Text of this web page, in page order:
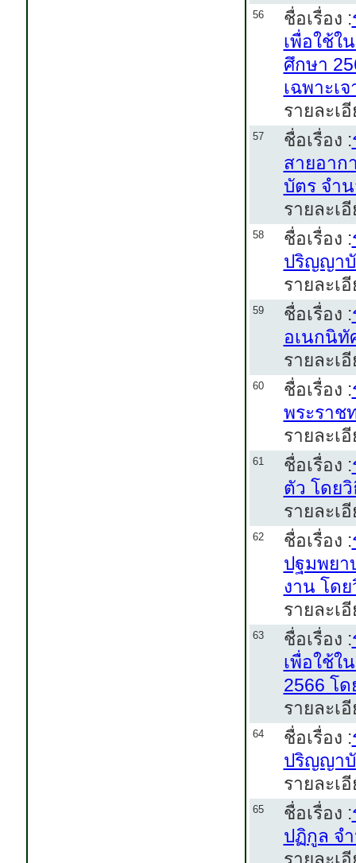
56 ชื่อเรื่อง :
เพื่อใช้ใ
ศึกษา
เฉพาะเจ
รายละเ
57 ชื่อเรื่อง :
สายอาก
บัตร จำ
รายละเ
58 ชื่อเรื่อง :
ปริญญา
รายละเ
59 ชื่อเรื่อง :
อเนกนิทั
รายละเ
60 ชื่อเรื่อง :
พระราช
รายละเ
61 ชื่อเรื่อง :
ตัว โดยวิ
รายละเ
62 ชื่อเรื่อง :
ปฐมพยา
งาน โดย
รายละเ
63 ชื่อเรื่อง :
เพื่อใช้ใ
2566 โด
รายละเ
64 ชื่อเรื่อง :
ปริญญาบั
รายละเ
65 ชื่อเรื่อง :
ปฏิกูล จ